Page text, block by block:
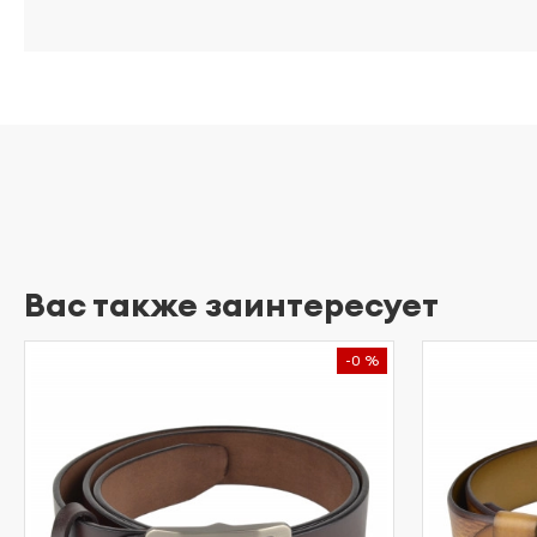
Вас также заинтересует
-0 %